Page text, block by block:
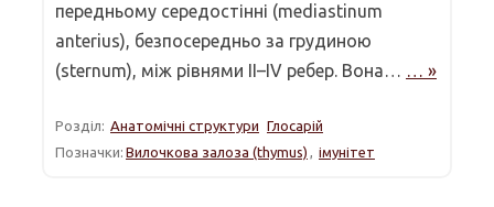
передньому середостінні (mediastinum
anterius), безпосередньо за грудиною
(sternum), між рівнями II–IV ребер. Вона… … »
Розділ: Анатомічні структури Глосарій
Позначки: Вилочкова залоза (thymus) , імунітет